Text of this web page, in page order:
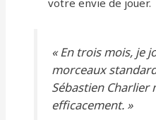
« En trois mois, je
morceaux
Sébastien Charlier
efficacement. »